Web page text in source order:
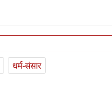
धर्म-संसार